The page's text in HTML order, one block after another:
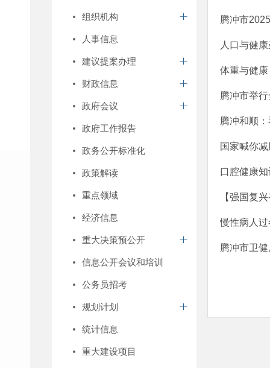
组织机构
人事信息
建议提案办理
财政信息
政府会议
政府工作报告
政务公开标准化
政策解读
重点领域
经济信息
重大决策预公开
信息公开会议和培训
公务员招考
规划计划
统计信息
重大建设项目
腾冲市
人口与健
体重与健
腾冲市举
腾冲和顺
国家喊你
口腔健康
【强国复
慢性病人过
腾冲市卫